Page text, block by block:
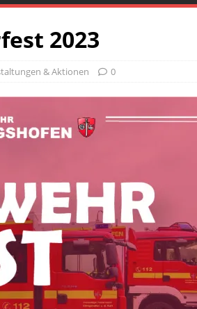
2023
& Aktionen 0